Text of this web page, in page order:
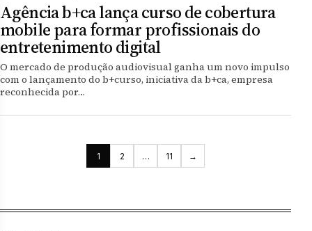
Agência b+ca lança curso de cobertura
mobile para formar profissionais do
entretenimento digital
O mercado de produção audiovisual ganha um novo impulso
com o lançamento do b+curso, iniciativa da b+ca, empresa
reconhecida por…
Paginação de posts
1 2 … 11 →